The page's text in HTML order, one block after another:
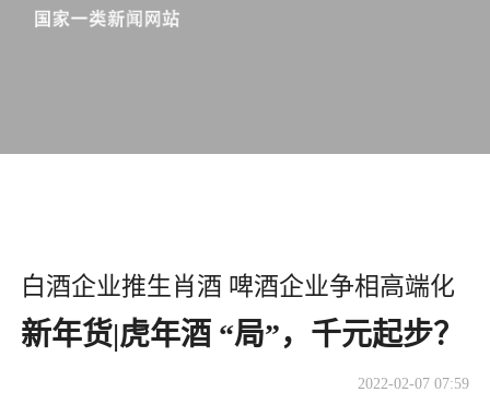
白酒企业推生肖酒 啤酒企业争相高端化
新年货|虎年酒 “局”，千元起步？
2022-02-07 07:59